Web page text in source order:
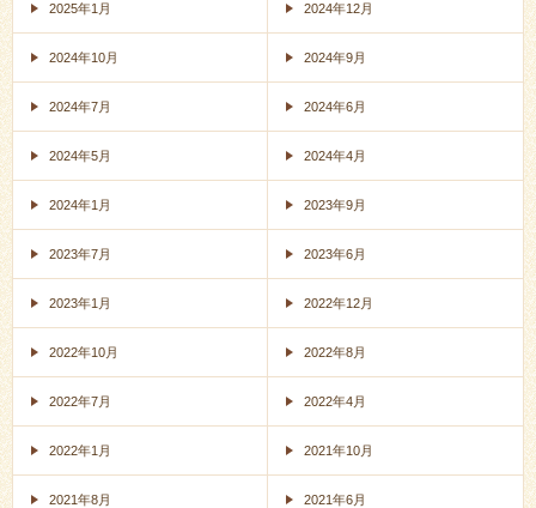
2025年1月 2024年12月
2024年10月 2024年9月
2024年7月 2024年6月
2024年5月 2024年4月
2024年1月 2023年9月
2023年7月 2023年6月
2023年1月 2022年12月
2022年10月 2022年8月
2022年7月 2022年4月
2022年1月 2021年10月
2021年8月 2021年6月